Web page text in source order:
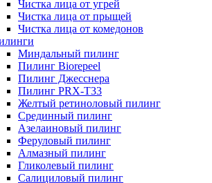
Чистка лица от угрей
Чистка лица от прыщей
Чистка лица от комедонов
Миндальный пилинг
Пилинг Biorepeel
Пилинг Джесснера
Пилинг PRX-T33
Желтый ретиноловый пилинг
Срединный пилинг
Азелаиновый пилинг
Феруловый пилинг
Алмазный пилинг
Гликолевый пилинг
Салициловый пилинг